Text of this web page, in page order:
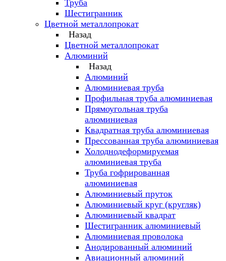
Труба
Шестигранник
Цветной металлопрокат
Назад
Цветной металлопрокат
Алюминий
Назад
Алюминий
Алюминиевая труба
Профильная труба алюминиевая
Прямоугольная труба
алюминиевая
Квадратная труба алюминиевая
Прессованная труба алюминиевая
Холоднодеформируемая
алюминиевая труба
Труба гофрированная
алюминиевая
Алюминиевый пруток
Алюминиевый круг (кругляк)
Алюминиевый квадрат
Шестигранник алюминиевый
Алюминиевая проволока
Анодированный алюминий
Авиационный алюминий